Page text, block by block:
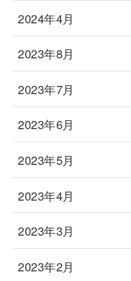
2024年4月
2023年8月
2023年7月
2023年6月
2023年5月
2023年4月
2023年3月
2023年2月